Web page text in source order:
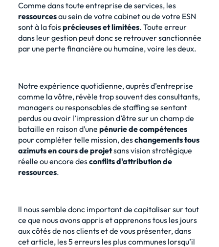
Comme dans toute entreprise de services, les
ressourcesau sein de votre cabinet ou de votre ESN
sont à la foisprécieuses et limitées. Toute erreur
dans leur gestion peut donc se retrouver sanctionnée
par une perte financière ou humaine, voire les deux.
Notre expérience quotidienne, auprès d’entreprise
comme la vôtre, révèle trop souvent des consultants,
managers ou responsables de staffing se sentant
perdus ou avoir l’impression d’être sur un champ de
bataille en raison d’une pénurie de compétences
pour compléter telle mission, deschangements tous
azimuts en cours de projetsans vision stratégique
réelle ou encore desconflits d'attribution de
ressources.
ll nous semble donc important de capitaliser sur tout
ce que nous avons appris et apprenons tous les jours
aux côtés de nos clients et de vous présenter, dans
cet article, les 5 erreurs les plus communes lorsqu’il